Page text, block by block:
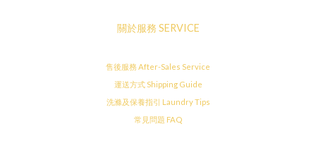
關於服務 SERVICE
售後服務 After-Sales Service
運送方式 Shipping Guide
洗滌及保養指引 Laundry Tips
常見問題 FAQ